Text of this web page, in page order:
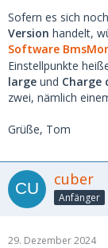
Sofern es sich
Version handelt,
Software
Einstellpunkte
large und Charge
zwei, nämlich
Grüße, Tom
cuber
Anfänger
29. Dezember 2024